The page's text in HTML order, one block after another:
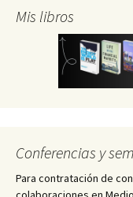
Mis libros
Conferencias y
Para contratación de